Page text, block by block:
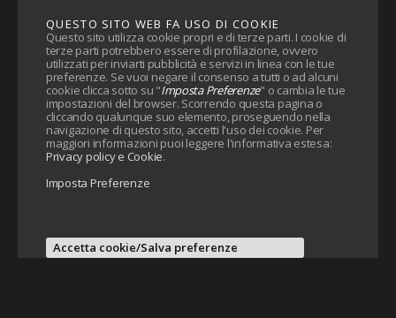
QUESTO SITO WEB FA USO DI COOKIE
Questo sito utilizza cookie propri e di terze parti. I cookie di
terze parti potrebbero essere di profilazione, ovvero
utilizzati per inviarti pubblicità e servizi in linea con le tue
preferenze. Se vuoi negare il consenso a tutti o ad alcuni
cookie clicca sotto su "Imposta Preferenze" o cambia le tue
impostazioni del browser. Scorrendo questa pagina o
cliccando qualunque suo elemento, proseguendo nella
navigazione di questo sito, accetti l'uso dei cookie. Per
maggiori informazioni puoi leggere l'informativa estesa:
Privacy policy e Cookie.
Imposta Preferenze
Accetta cookie/Salva preferenze